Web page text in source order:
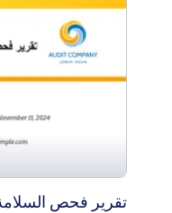
ابدأ في إنشاء قائمة
Jotform!
تقرير فحص